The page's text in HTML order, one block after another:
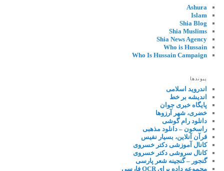
Ashura
Islam
Shia Blog
Shia Muslims
Shia News Agency
Who is Hussain
Who Is Hussain Campaign
پیوندها
اندروید اسلامی
اندیشه بر خط
پایگاه خبری جوان
خضری، شهر آرزوها
دانلود رام گوشی
راسخون – دانلود مذهبی
قرآن آنلاین، بسیار نفیس
کانال آموزشی دکتر خسروی
کانال سروشی دکتر خسروی
گنجور – گنجینه شعر پارسی
مجموعه داده برای OCR فارسی